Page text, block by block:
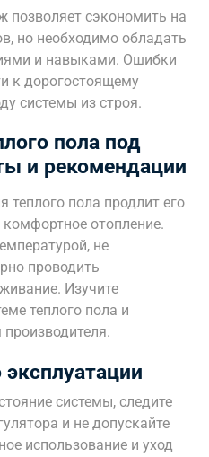
позволяет сэкономить на
но необходимо обладать
и навыками. Ошибки
к дорогостоящему
системы из строя.
пола под
и рекомендации
теплого пола продлит его
отопление.
не
проводить
Изучите
теплого пола и
системы, следите
и не допускайте
использование и уход